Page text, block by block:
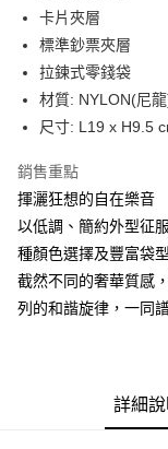
全盈+PAY
大哥付你分期
相關說明
【大哥付你分期使用說
1.本服務由台灣大哥大
流程，驗證手機門號後
成交易。
3.實際核准額度、可分
4.訂單成立30分鐘內，
消。如遇「轉專審核」
法說明評估內容。
【繳款方式說明】
1.分期款項不併入電信
AFTEE先享後付
【關於「AFTEE先享後
AFTEE先享後付是「在
１．簡單：不需註冊會
２．便利：只要手機號
３．安心：先確認商品
【「AFTEE先享後付」
ATM／網路銀行／等多
※ 請注意：結帳手續完
ATM付款
運送方式
付款後全家取貨
每筆NT$70，滿
卡片夾層
標準鈔票夾層
拉鍊式零錢袋
材質: NYLON(尼
尺寸: L19 x H9.5
銷售重點
揮灑狂想的自在樂音
以低調、簡約外型征
種顏色選擇及豐富袋
截然不同的奢華質感
列的和諧旋律，一同
詳細說